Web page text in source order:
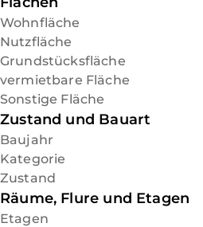
Wohnfläche
Nutzfläche
Grundstücksfläche
vermietbare Fläche
Sonstige Fläche
Zustand und Bauart
Baujahr
Kategorie
Zustand
Räume, Flure und Etagen
Etagen